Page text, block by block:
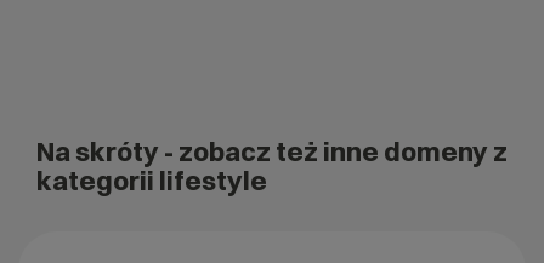
Na skróty - zobacz też inne domeny z
kategorii lifestyle